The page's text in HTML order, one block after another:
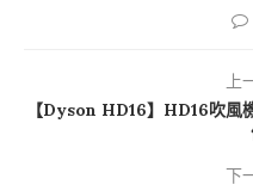
上
【Dyson HD16】HD16吹風
下